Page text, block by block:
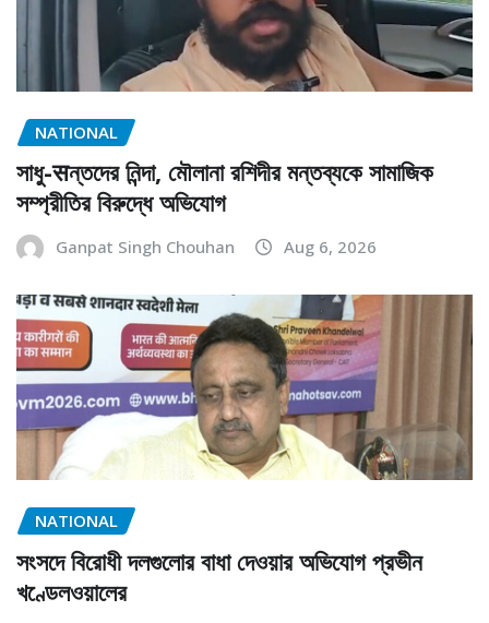
NATIONAL
সাধু-सন্তদের নিন্দা, মৌলানা রশিদীর মন্তব্যকে সামাজিক
সম্প্রীতির বিরুদ্ধে অভিযোগ
Ganpat Singh Chouhan Aug 6, 2026
NATIONAL
সংসদে বিরোধী দলগুলোর বাধা দেওয়ার অভিযোগ প্রভীন
খণ্ডেলওয়ালের